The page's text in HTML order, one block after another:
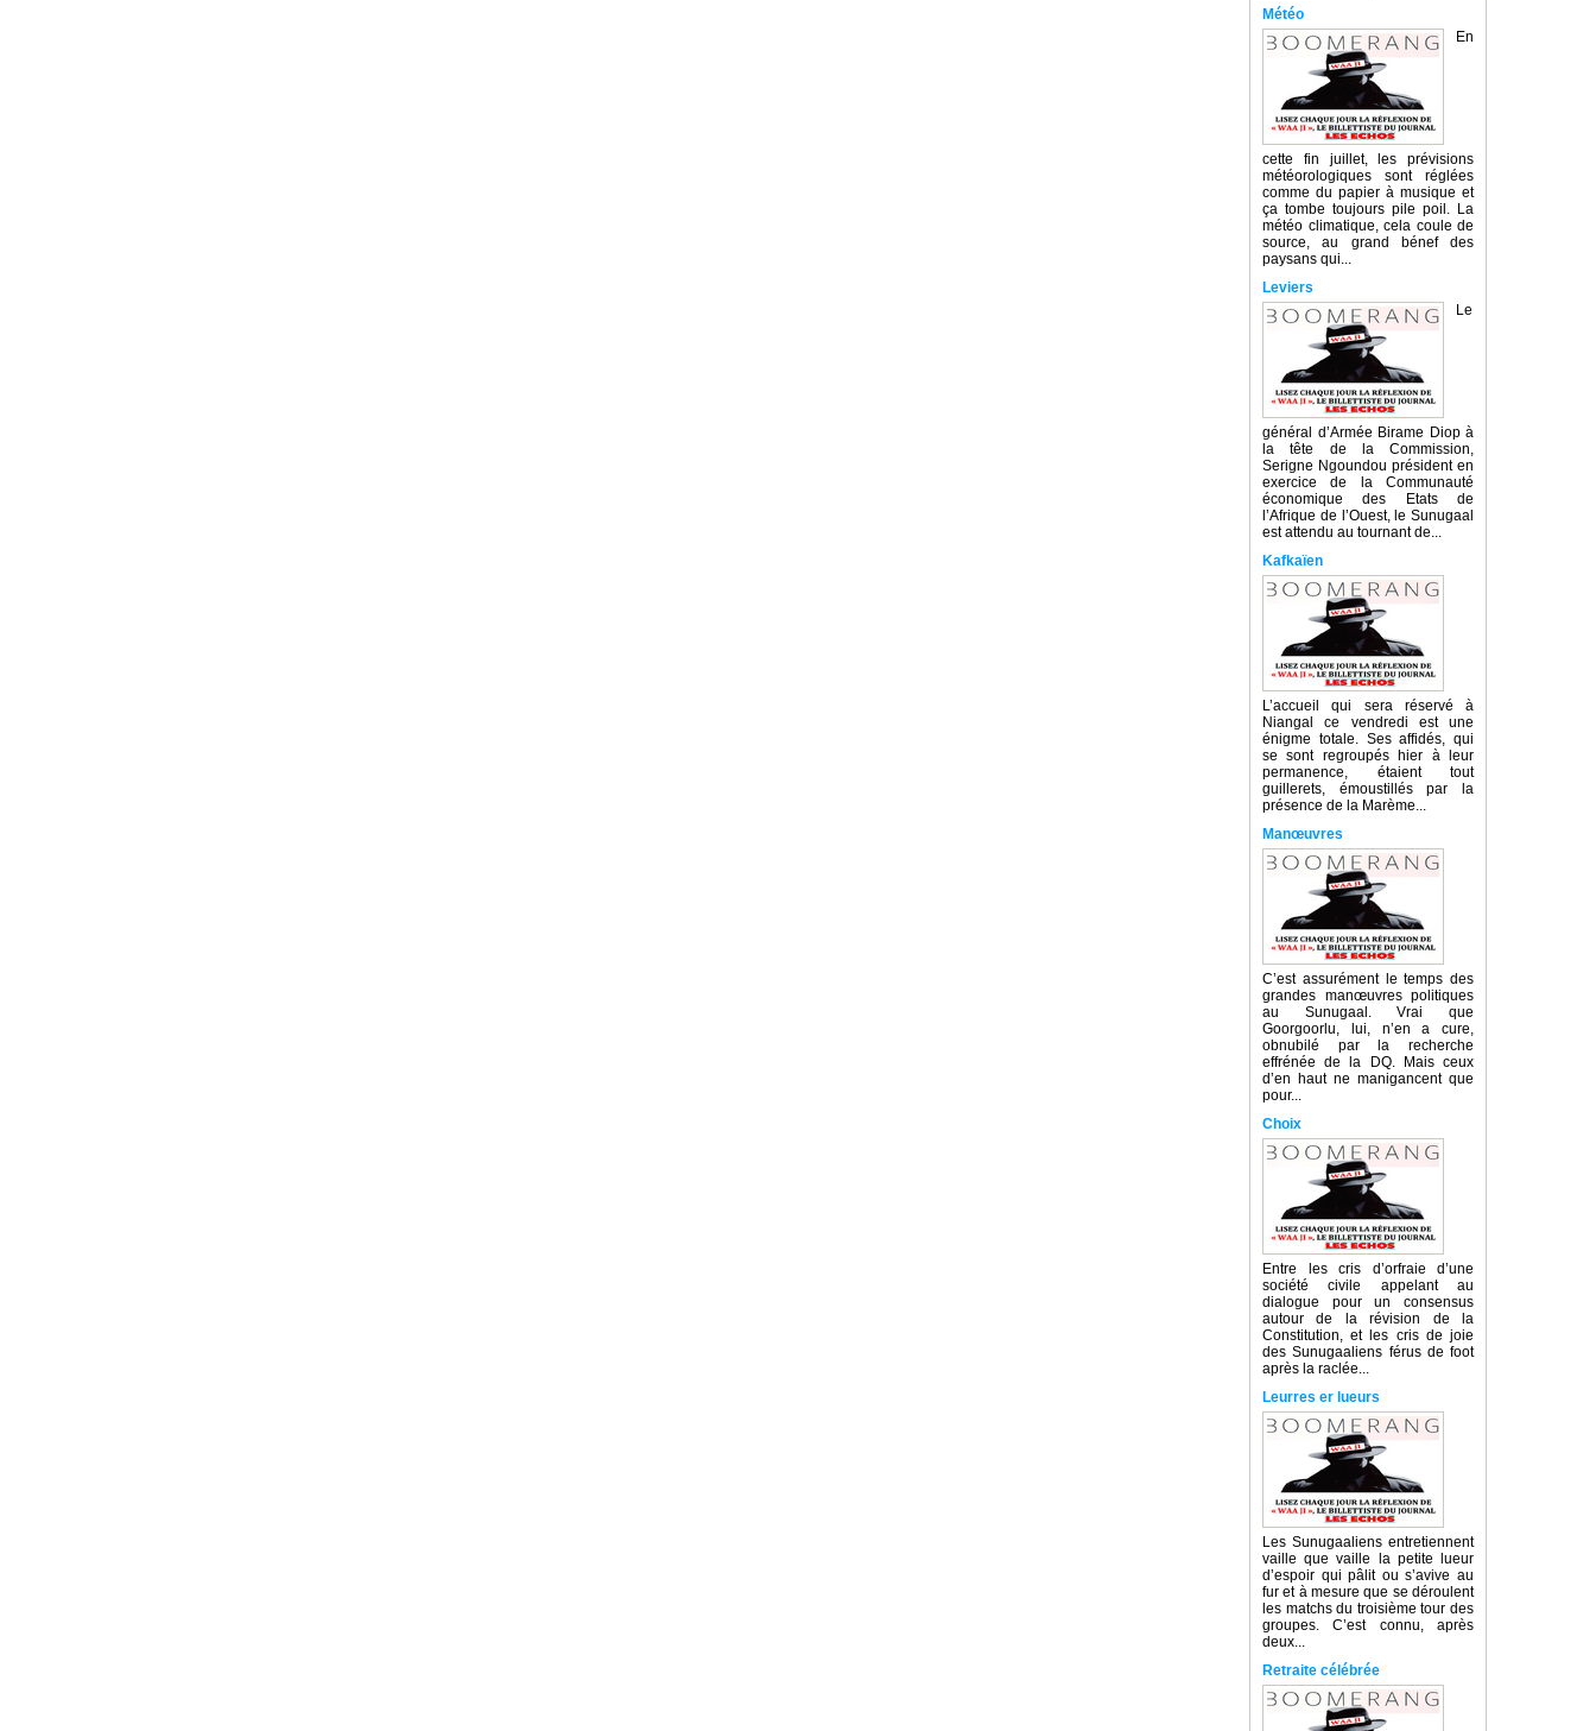
Météo
En
cette fin juillet, les prévisions
météorologiques sont réglées
comme du papier à musique et
ça tombe toujours pile poil. La
météo climatique, cela coule de
source, au grand bénef des
paysans qui...
Leviers
Le
général d’Armée Birame Diop à
la tête de la Commission,
Serigne Ngoundou président en
exercice de la Communauté
économique des Etats de
l’Afrique de l’Ouest, le Sunugaal
est attendu au tournant de...
Kafkaïen
L’accueil qui sera réservé à
Niangal ce vendredi est une
énigme totale. Ses affidés, qui
se sont regroupés hier à leur
permanence, étaient tout
guillerets, émoustillés par la
présence de la Marème...
Manœuvres
C’est assurément le temps des
grandes manœuvres politiques
au Sunugaal. Vrai que
Goorgoorlu, lui, n’en a cure,
obnubilé par la recherche
effrénée de la DQ. Mais ceux
d’en haut ne manigancent que
pour...
Choix
Entre les cris d’orfraie d’une
société civile appelant au
dialogue pour un consensus
autour de la révision de la
Constitution, et les cris de joie
des Sunugaaliens férus de foot
après la raclée...
Leurres er lueurs
Les Sunugaaliens entretiennent
vaille que vaille la petite lueur
d’espoir qui pâlit ou s’avive au
fur et à mesure que se déroulent
les matchs du troisième tour des
groupes. C’est connu, après
deux...
Retraite célébrée